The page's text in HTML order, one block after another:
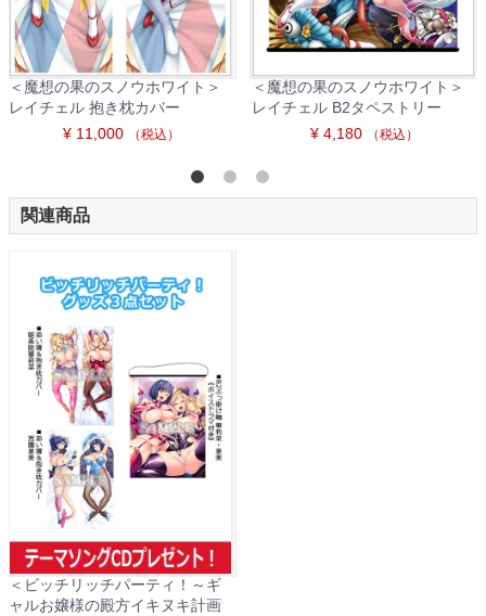
＜魔想の果のスノウホワイト＞
レイチェル 抱き枕カバー
¥ 11,000
（税込）
＜魔想の果のスノウホワイト＞
レイチェル B2タペストリー
¥ 4,180
（税込）
関連商品
＜ビッチリッチパーティ！～ギ
ャルお嬢様の殿方イキヌキ計画